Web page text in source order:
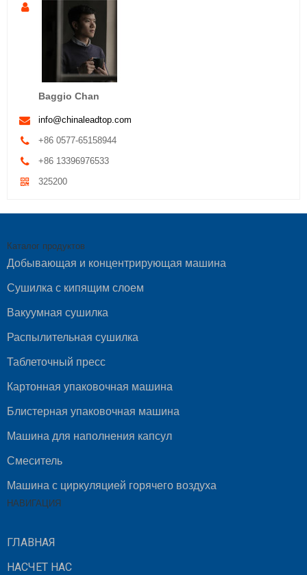
Baggio Chan
info@chinaleadtop.com
+86 0577-65158944
+86 13396976533
325200
Каталог продуктов
Добывающая и концентрирующая машина
Сушилка с кипящим слоем
Вакуумная сушилка
Распылительная сушилка
Таблеточный пресс
Картонная упаковочная машина
Блистерная упаковочная машина
Машина для наполнения капсул
Смеситель
Машина с циркуляцией горячего воздуха
НАВИГАЦИЯ
ГЛАВНАЯ
НАСЧЕТ НАС